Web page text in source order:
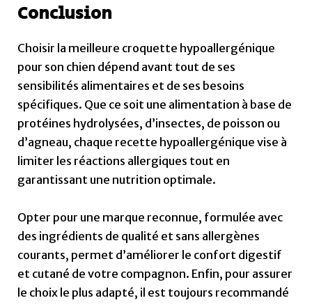
Conclusion
Choisir la meilleure croquette hypoallergénique
pour son chien dépend avant tout de ses
sensibilités alimentaires et de ses besoins
spécifiques. Que ce soit une alimentation à base de
protéines hydrolysées, d’insectes, de poisson ou
d’agneau, chaque recette hypoallergénique vise à
limiter les réactions allergiques tout en
garantissant une nutrition optimale.
Opter pour une marque reconnue, formulée avec
des ingrédients de qualité et sans allergènes
courants, permet d’améliorer le confort digestif
et cutané de votre compagnon. Enfin, pour assurer
le choix le plus adapté, il est toujours recommandé